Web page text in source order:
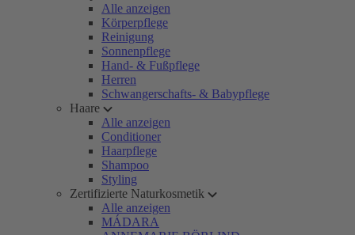
Alle anzeigen
Körperpflege
Reinigung
Sonnenpflege
Hand- & Fußpflege
Herren
Schwangerschafts- & Babypflege
Haare
Alle anzeigen
Conditioner
Haarpflege
Shampoo
Styling
Zertifizierte Naturkosmetik
Alle anzeigen
MÁDARA